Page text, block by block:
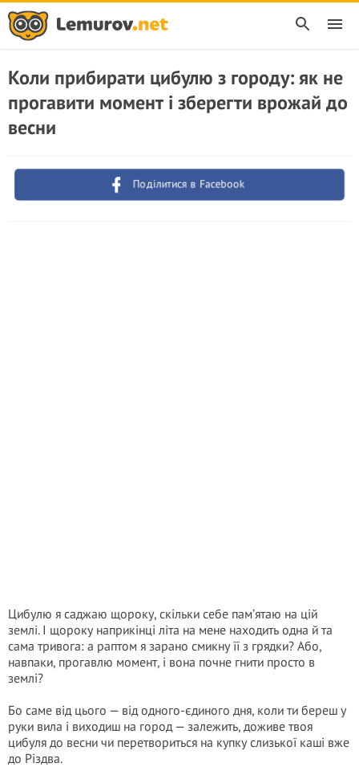
Коли прибирати цибулю з городу: як не
прогавити момент і зберегти врожай до
весни
Поділитися в Facebook
Цибулю я саджаю щороку, скільки себе пам’ятаю на цій
землі. І щороку наприкінці літа на мене находить одна й та
сама тривога: а раптом я зарано смикну її з грядки? Або,
навпаки, прогавлю момент, і вона почне гнити просто в
землі?
Бо саме від цього — від одного-єдиного дня, коли ти береш у
руки вила і виходиш на город — залежить, доживе твоя
цибуля до весни чи перетвориться на купку слизької каші вже
до Різдва.